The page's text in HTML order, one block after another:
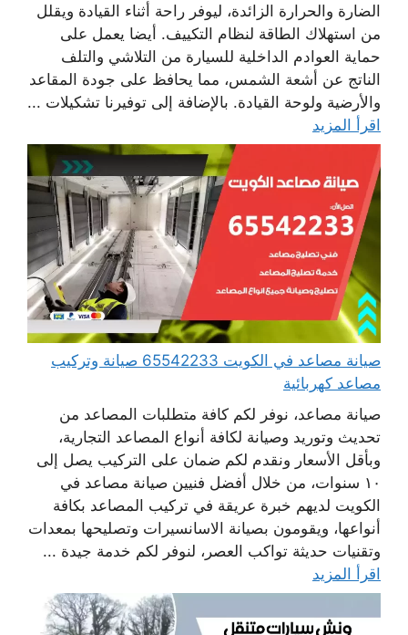
الضارة والحرارة الزائدة، ليوفر راحة أثناء القيادة ويقلل
من استهلاك الطاقة لنظام التكييف. أيضا يعمل على
حماية العوادم الداخلية للسيارة من التلاشي والتلف
الناتج عن أشعة الشمس، مما يحافظ على جودة المقاعد
والأرضية ولوحة القيادة. بالإضافة إلى توفيرنا تشكيلات ...
اقرأ المزيد
صيانة مصاعد في الكويت 65542233 صيانة وتركيب
مصاعد كهربائية
صيانة مصاعد، نوفر لكم كافة متطلبات المصاعد من
تحديث وتوريد وصيانة لكافة أنواع المصاعد التجارية،
وبأقل الأسعار ونقدم لكم ضمان على التركيب يصل إلى
١٠ سنوات، من خلال أفضل فنيين صيانة مصاعد في
الكويت لديهم خبرة عريقة في تركيب المصاعد بكافة
أنواعها، ويقومون بصيانة الاسانسيرات وتصليحها بمعدات
وتقنيات حديثة تواكب العصر، لنوفر لكم خدمة جيدة ...
اقرأ المزيد